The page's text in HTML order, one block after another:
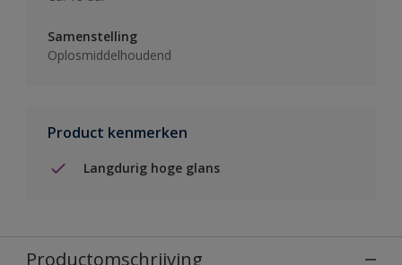
Samenstelling
Oplosmiddelhoudend
Product kenmerken
Langdurig hoge glans
Productomschrijving